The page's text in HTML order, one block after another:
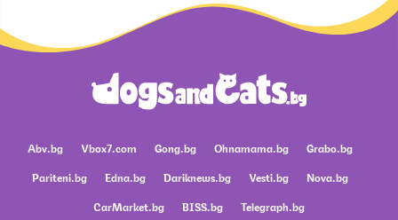
Abv.bg Vbox7.com Gong.bg Ohnamama.bg
Grabo.bg
Pariteni.bg
Edna.bg Dariknews.bg Vesti.bg
Nova.bg
CarMarket.bg
BISS.bg Telegraph.bg